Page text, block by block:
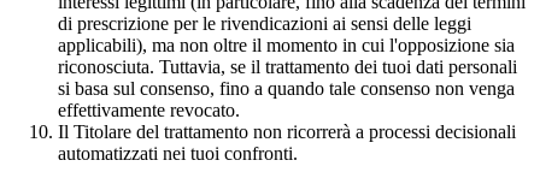
di prescrizione per le rivendicazioni ai sensi delle leggi
applicabili), ma non oltre il momento in cui l'opposizione sia
riconosciuta. Tuttavia, se il trattamento dei tuoi dati personali
si basa sul consenso, fino a quando tale consenso non venga
effettivamente revocato.
Il Titolare del trattamento non ricorrerà a processi decisionali
automatizzati nei tuoi confronti.